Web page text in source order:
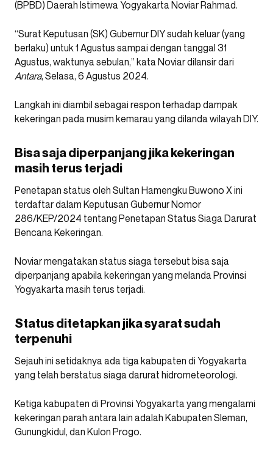
(BPBD) Daerah Istimewa Yogyakarta Noviar Rahmad.
“Surat Keputusan (SK) Gubernur DIY sudah keluar (yang
berlaku) untuk 1 Agustus sampai dengan tanggal 31
Agustus, waktunya sebulan,” kata Noviar dilansir dari
Antara, Selasa, 6 Agustus 2024.
Langkah ini diambil sebagai respon terhadap dampak
kekeringan pada musim kemarau yang dilanda wilayah DIY.
Bisa saja diperpanjang jika kekeringan
masih terus terjadi
Penetapan status oleh Sultan Hamengku Buwono X ini
terdaftar dalam Keputusan Gubernur Nomor
286/KEP/2024 tentang Penetapan Status Siaga Darurat
Bencana Kekeringan.
Noviar mengatakan status siaga tersebut bisa saja
diperpanjang apabila kekeringan yang melanda Provinsi
Yogyakarta masih terus terjadi.
Status ditetapkan jika syarat sudah
terpenuhi
Sejauh ini setidaknya ada tiga kabupaten di Yogyakarta
yang telah berstatus siaga darurat hidrometeorologi.
Ketiga kabupaten di Provinsi Yogyakarta yang mengalami
kekeringan parah antara lain adalah Kabupaten Sleman,
Gunungkidul, dan Kulon Progo.